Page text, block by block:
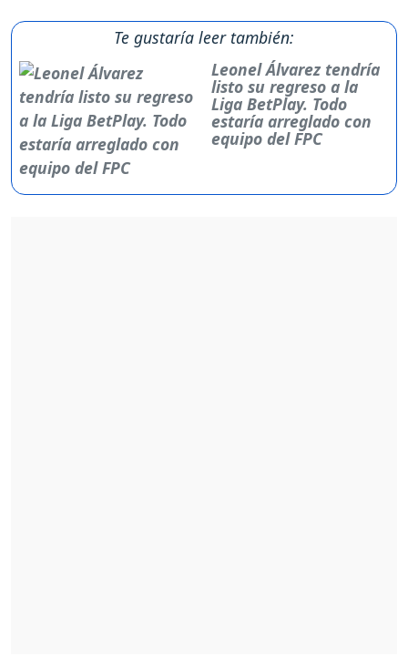
Te gustaría leer también:
Leonel Álvarez tendría
listo su regreso a la
Liga BetPlay. Todo
estaría arreglado con
equipo del FPC